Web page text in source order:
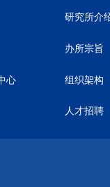
心
研究所介
办所宗旨
组织架构
人才招聘